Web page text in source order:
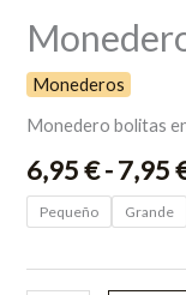
Monederos
Monedero bolitas
6,95€-7,95
Pequeño Grande